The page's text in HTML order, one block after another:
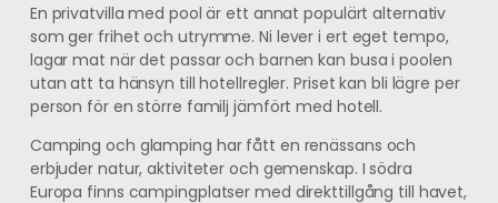
En privatvilla med pool är ett annat populärt alternativ
som ger frihet och utrymme. Ni lever i ert eget tempo,
lagar mat när det passar och barnen kan busa i poolen
utan att ta hänsyn till hotellregler. Priset kan bli lägre per
person för en större familj jämfört med hotell.
Camping och glamping har fått en renässans och
erbjuder natur, aktiviteter och gemenskap. I södra
Europa finns campingplatser med direkttillgång till havet,